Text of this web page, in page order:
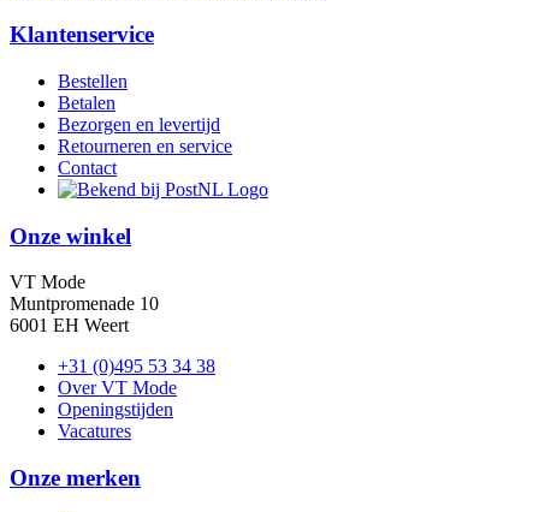
Klantenservice
Bestellen
Betalen
Bezorgen en levertijd
Retourneren en service
Contact
Onze winkel
VT Mode
Muntpromenade 10
6001 EH Weert
+31 (0)495 53 34 38
Over VT Mode
Openingstijden
Vacatures
Onze merken